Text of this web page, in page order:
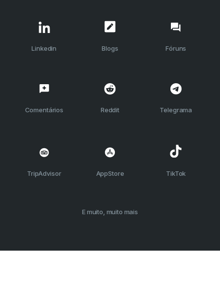
Linkedin Blogs Fóruns
Comentários Reddit Telegrama
TripAdvisor AppStore TikTok
E muito, muito mais